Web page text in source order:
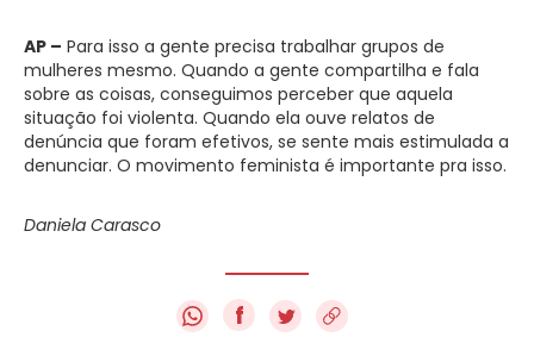
AP – Para isso a gente precisa trabalhar grupos de
mulheres mesmo. Quando a gente compartilha e fala
sobre as coisas, conseguimos perceber que aquela
situação foi violenta. Quando ela ouve relatos de
denúncia que foram efetivos, se sente mais estimulada a
denunciar. O movimento feminista é importante pra isso.
Daniela Carasco
f